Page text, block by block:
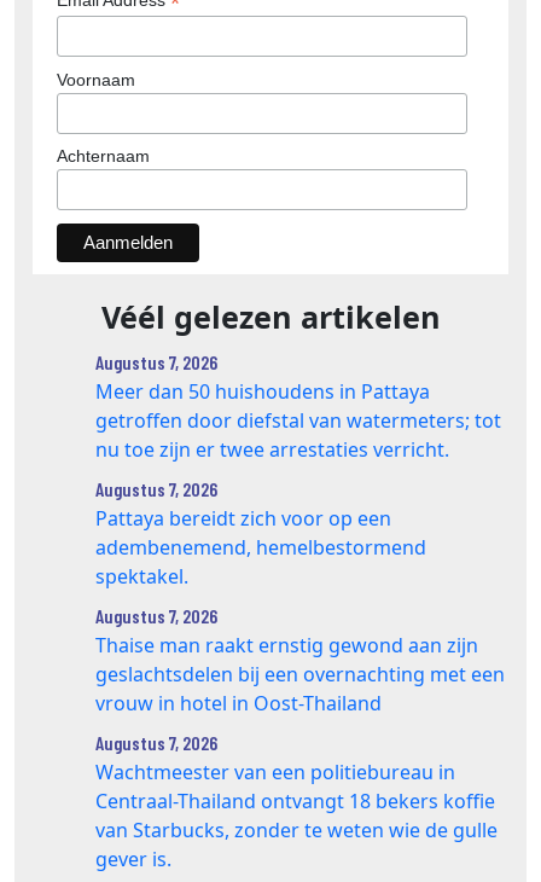
Voornaam
Achternaam
Véél gelezen artikelen
Augustus 7, 2026
Meer dan 50 huishoudens in Pattaya
getroffen door diefstal van watermeters; tot
nu toe zijn er twee arrestaties verricht.
Augustus 7, 2026
Pattaya bereidt zich voor op een
adembenemend, hemelbestormend
spektakel.
Augustus 7, 2026
Thaise man raakt ernstig gewond aan zijn
geslachtsdelen bij een overnachting met een
vrouw in hotel in Oost-Thailand
Augustus 7, 2026
Wachtmeester van een politiebureau in
Centraal-Thailand ontvangt 18 bekers koffie
van Starbucks, zonder te weten wie de gulle
gever is.